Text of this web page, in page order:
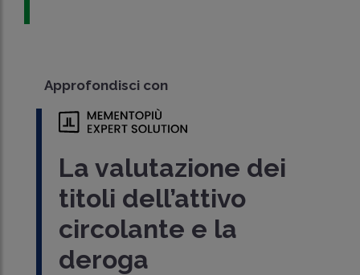
Approfondisci con
La valutazione dei
titoli dell’attivo
circolante e la
deroga